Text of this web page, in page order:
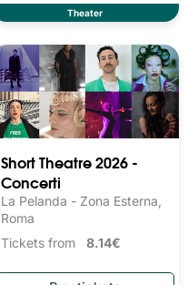
Theater
Short Theatre 2026 -
Concerti
La Pelanda - Zona Esterna,
Roma
Tickets from 8.14€